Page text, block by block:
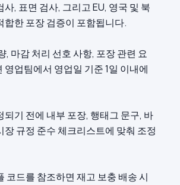
, 표면 검사, 그리고 EU, 영국 및 북
합한 포장 검증이 포함됩니다.
, 마감 처리 선호 사항, 포장 관련 요
업팀에서 영업일 기준 1일 이내에
기 전에 내부 포장, 행태그 문구, 바
장 규정 준수 체크리스트에 맞춰 조정
코드를 참조하면 재고 보충 배송 시